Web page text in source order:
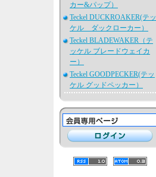
カー&パップ）
Teckel DUCKROAKER(テッ
ケル ダックローカー）
Teckel BLADEWAKER（テ
ッケル ブレードウェイカ
ー）
Teckel GOODPECKER(テッ
ケル グッドペッカー）